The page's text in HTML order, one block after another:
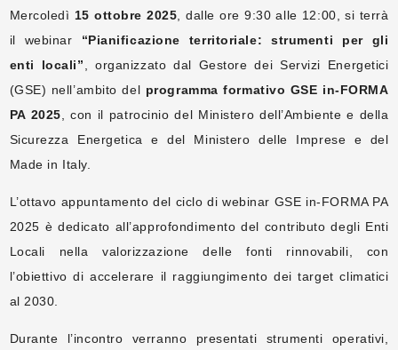
Mercoledì 15 ottobre 2025 , dalle ore 9:30 alle 12:00, si terrà
il webinar “Pianificazione territoriale: strumenti per gli
enti locali” , organizzato dal Gestore dei Servizi Energetici
(GSE) nell’ambito del programma formativo GSE in-FORMA
PA 2025 , con il patrocinio del Ministero dell’Ambiente e della
Sicurezza Energetica e del Ministero delle Imprese e del
Made in Italy.
L’ottavo appuntamento del ciclo di webinar GSE in-FORMA PA
2025 è dedicato all’approfondimento del contributo degli Enti
Locali nella valorizzazione delle fonti rinnovabili, con
l’obiettivo di accelerare il raggiungimento dei target climatici
al 2030.
Durante l’incontro verranno presentati strumenti operativi,